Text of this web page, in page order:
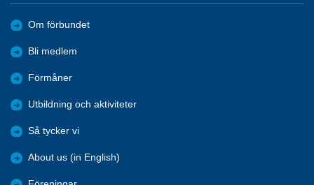
Om förbundet
Bli medlem
Förmåner
Utbildning och aktiviteter
Så tycker vi
About us (in English)